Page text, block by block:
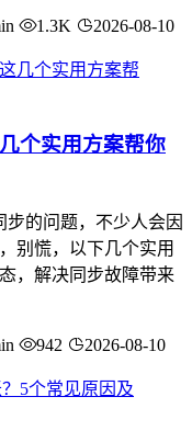
1.3K 2026-08-10
个实用方案帮你
步的问题，不少人会因
别慌，以下几个实用
，解决同步故障带来
942 2026-08-10